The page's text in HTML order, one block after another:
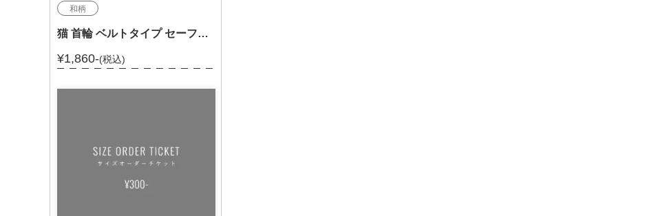
和柄
猫 首輪 ベルトタイプ セーフティバックル 和柄 セーフティ－バックル付 303-0291
¥1,860-(税込)